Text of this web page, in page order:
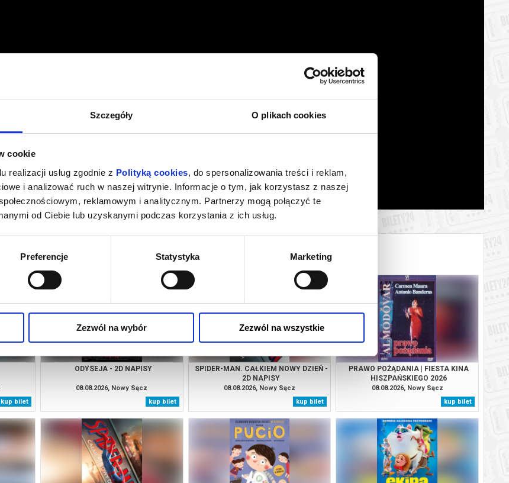
Szczegóły O plikach cookies
cookie
realizacji usług zgodnie z Polityką cookies, do spersonalizowania treści i reklam,
i analizować ruch w naszej witrynie. Informacje o tym, jak korzystasz z naszej
reklamowym i analitycznym. Partnerzy mogą połączyć te
od Ciebie lub uzyskanymi podczas korzystania z ich usług.
Preferencje Statystyka Marketing
Zezwól na wybór Zezwól na wszystkie
kup bilet
ODYSEJA - 2D NAPISY
08.08.2026, Nowy Sącz
kup bilet
SPIDER-MAN. CAŁKIEM NOWY DZIEŃ -
2D NAPISY
08.08.2026, Nowy Sącz
kup bilet
PRAWO POŻĄDANIA | FIESTA KINA
HISZPAŃSKIEGO 2026
08.08.2026, Nowy Sącz
kup bilet